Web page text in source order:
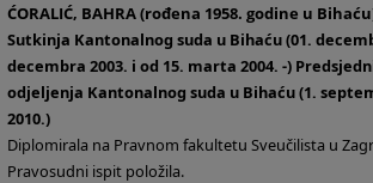
ĆORALIĆ, BAHRA (rođena 1958. godine u
Sutkinja Kantonalnog suda u Bihaću (01.
decembra 2003. i od 15. marta 2004. -)
odjeljenja Kantonalnog suda u Bihaću (1.
2010.)
Diplomirala na Pravnom fakultetu Sveučilista u
Pravosudni ispit položila.